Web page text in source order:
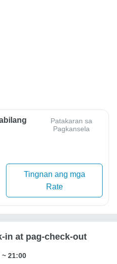
Patakaran sa
Pagkansela
Tingnan ang mga
Rate
in at pag-check-out
~ 21:00